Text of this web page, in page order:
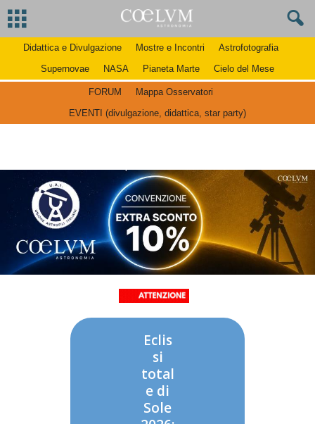
Didattica e Divulgazione Mostre e Incontri
Astrofotografia
Supernovae
NASA Pianeta Marte Cielo del Mese
FORUM
Mappa Osservatori
EVENTI (divulgazione, didattica, star party)
Eclis
si
total
e di
Sole